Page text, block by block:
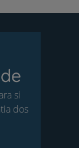
si
dos